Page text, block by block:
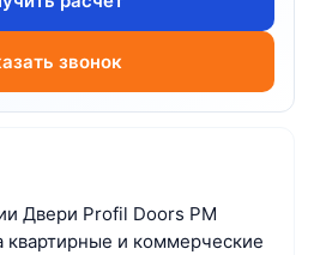
звонок
Двери Profil Doors PM
квартирные и коммерческие